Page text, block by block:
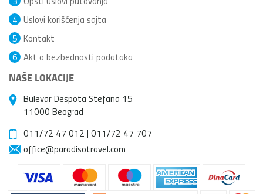
Uslovi korišćenja sajta
4
Kontakt
5
Akt o bezbednosti podataka
6
NAŠE LOKACIJE
Bulevar Despota Stefana 15
11000 Beograd
011/72 47 012 | 011/72 47 707
office@paradisotravel.com